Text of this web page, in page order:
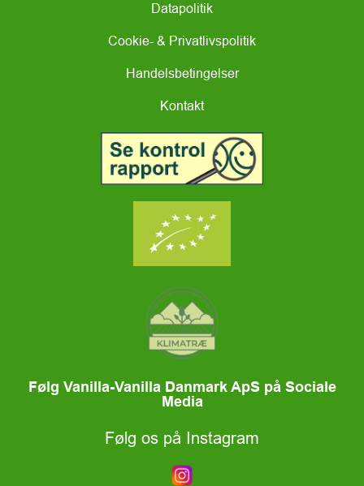
Datapolitik
Cookie- & Privatlivspolitik
Handelsbetingelser
Kontakt
Følg Vanilla-Vanilla Danmark ApS på Sociale
Media
Følg os på Instagram